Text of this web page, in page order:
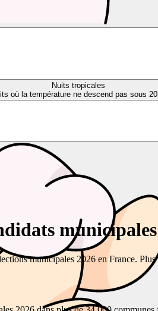
Nuits tropicales
où la température ne descend pas sous
municipales 2026 en France.